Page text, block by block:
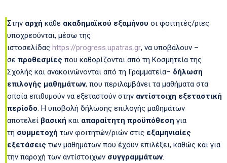
Στην αρχή κάθε ακαδημαϊκού εξαμήνου οι φοιτητές/ριες
υποχρεούνται, μέσω της
ιστοσελίδας https://progress.upatras.gr, να υποβάλουν –
σε προθεσμίες που καθορίζονται από τη Κοσμητεία της
Σχολής και ανακοινώνονται από τη Γραμματεία– δήλωση
επιλογής μαθημάτων, που περιλαμβάνει τα μαθήματα στα
οποία επιθυμούν να εξεταστούν στην αντίστοιχη εξεταστική
περίοδο. Η υποβολή δήλωσης επιλογής μαθημάτων
αποτελεί βασική και απαραίτητη προϋπόθεση για
τη συμμετοχή των φοιτητών/ριών στις εξαμηνιαίες
εξετάσεις των μαθημάτων που έχουν επιλέξει, καθώς και για
την παροχή των αντίστοιχων συγγραμμάτων.